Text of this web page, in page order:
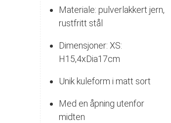
Materiale: pulverlakkert jern,
rustfritt stål
Dimensjoner: XS:
H15,4xDia17cm
Unik kuleform i matt sort
Med en åpning utenfor
midten